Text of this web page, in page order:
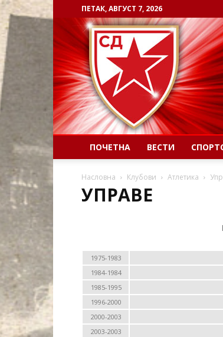
ПЕТАК, АВГУСТ 7, 2026
ПОЧЕТНА ВЕСТИ
Насловна Клубови Атлетика
УПРАВЕ
1975-1983
1984-1984
1985-1995
1996-2000
2000-2003
2003-2003